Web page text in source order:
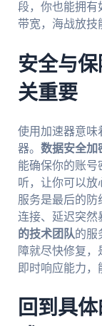
段，你也能拥有
带宽，海战放技
安全与
关重要
使用加速器意味
器。 数据安全加
能确保你的账号
听，让你可以
服务是最后的防
连接、延迟突然
的技术团队的服
障就尽快修复
即时响应能力，
回到具